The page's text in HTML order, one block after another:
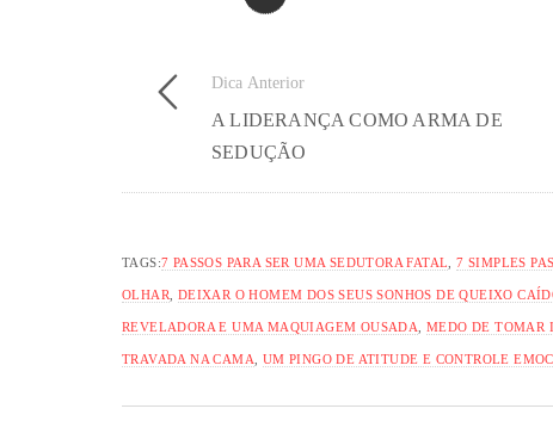
Dica Anterior
A LIDERANÇA COMO ARMA DE
SEDUÇÃO
TAGS:7 PASSOS PARA SER UMA SEDUTORA FATAL ,7 SIMPLES
OLHAR DEIXAR O HOMEM DOS SEUS SONHOS DE QUEIXO
REVELADORA E UMA MAQUIAGEM OUSADA ,MEDO DE TOMAR
TRAVADA NA CAMA UM PINGO DE ATITUDE E CONTROLE